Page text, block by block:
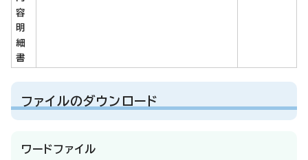
容
明
細
書
ファイルのダウンロード
ワードファイル